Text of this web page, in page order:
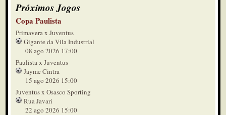
Próximos Jogos
Copa Paulista
Primavera x Juventus
Gigante da Vila Industrial
08 ago 2026 17:00
Paulista x Juventus
Jayme Cintra
15 ago 2026 15:00
Juventus x Osasco Sporting
Rua Javari
22 ago 2026 15:00